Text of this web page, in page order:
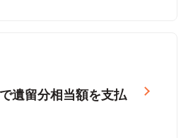
遺留分相当額を支払